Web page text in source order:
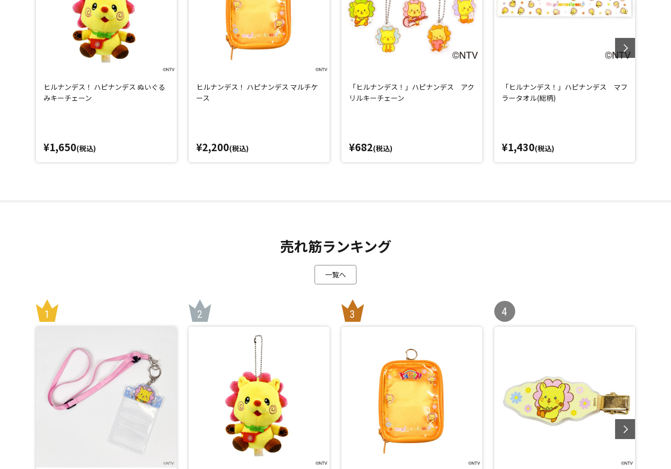
ヒルナンデス！ ハピナンデス ぬいぐる
みキーチェーン
¥1,650(税込)
ヒルナンデス！ ハピナンデス マルチケ
ース
¥2,200(税込)
「ヒルナンデス！」ハピナンデス アク
リルキーチェーン
¥682(税込)
「ヒルナンデス！」ハピナンデス マフ
ラータオル(総柄)
¥1,430(税込)
売れ筋ランキング
一覧へ